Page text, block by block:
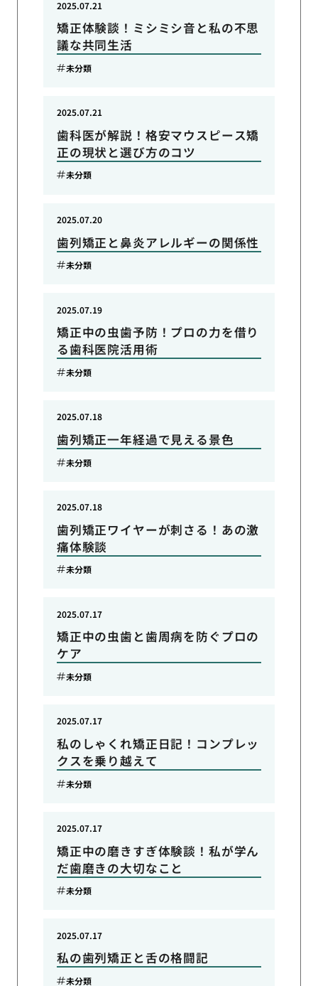
矯正体験談！ミシミシ音と私の不思
議な共同生活
2025.07.21
未分類
歯科医が解説！格安マウスピース矯
正の現状と選び方のコツ
2025.07.21
未分類
歯列矯正と鼻炎アレルギーの関係性
2025.07.20
未分類
矯正中の虫歯予防！プロの力を借り
る歯科医院活用術
2025.07.19
未分類
歯列矯正一年経過で見える景色
2025.07.18
未分類
歯列矯正ワイヤーが刺さる！あの激
痛体験談
2025.07.18
未分類
矯正中の虫歯と歯周病を防ぐプロの
ケア
2025.07.17
未分類
私のしゃくれ矯正日記！コンプレッ
クスを乗り越えて
2025.07.17
未分類
矯正中の磨きすぎ体験談！私が学ん
だ歯磨きの大切なこと
2025.07.17
未分類
私の歯列矯正と舌の格闘記
2025.07.17
未分類